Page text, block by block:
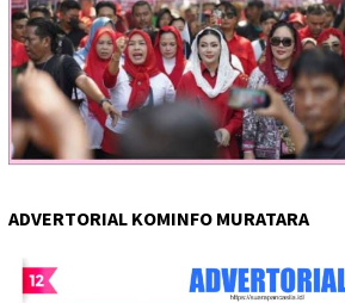
ADVERTORIAL KOMINFO MURATARA